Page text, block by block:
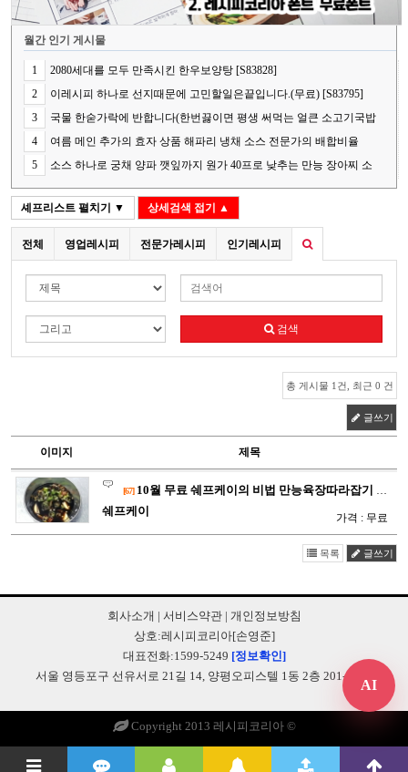
월간 인기 게시물
1
2080세대를 모두 만족시킨 한우보양탕 [S83828]
2
이레시피 하나로 선지때문에 고민할일은끝입니다.(무료) [S83795]
3
국물 한숟가락에 반합니다(한번끓이면 평생 써먹는 얼큰 소고기국밥
의 핵심 비법) [S83848]
4
여름 메인 추가의 효자 상품 해파리 냉채 소스 전문가의 배합비율
[S83787]
5
소스 하나로 궁채 양파 깻잎까지 원가 40프로 낮추는 만능 장아찌 소
스[S83841]
셰프리스트 펼치기 ▼ 상세검색 접기 ▲
전체 영업레시피 전문가레시피 인기레시피
검색
총 게시물 1건, 최근 0 건
글쓰기
이미지 제목
[67] 10월 무료 쉐프케이의 비법 만능육장따라잡기 [
쉐프케이
가격 : 무료
목록 글쓰기
회사소개 | 서비스약관| 개인정보방침
상호:레시피코리아[손영준]
대표전화:1599-5249 [정보확인]
서울 영등포구 선유서로 21길 14, 양평오피스텔 1동 2층 201-B248
Copyright 2013 레시피코리아 ©
AI